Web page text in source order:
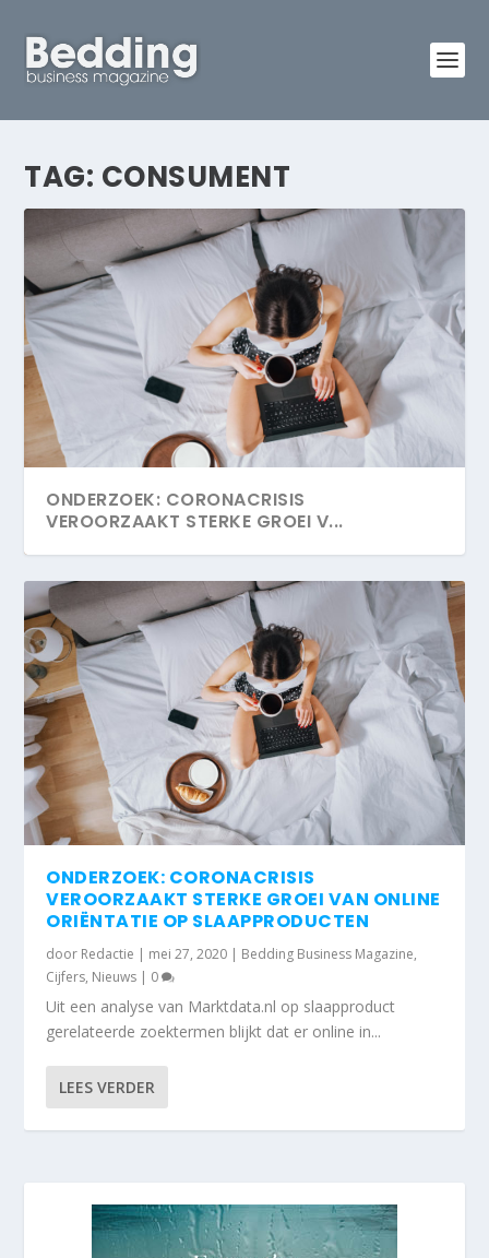
TAG: CONSUMENT
ONDERZOEK: CORONACRISIS
VEROORZAAKT STERKE GROEI V...
ONDERZOEK: CORONACRISIS
VEROORZAAKT STERKE GROEI VAN ONLINE
ORIËNTATIE OP SLAAPPRODUCTEN
door Redactie | mei 27, 2020 | Bedding Business Magazine,
Cijfers, Nieuws | 0
Uit een analyse van Marktdata.nl op slaapproduct
gerelateerde zoektermen blijkt dat er online in...
LEES VERDER